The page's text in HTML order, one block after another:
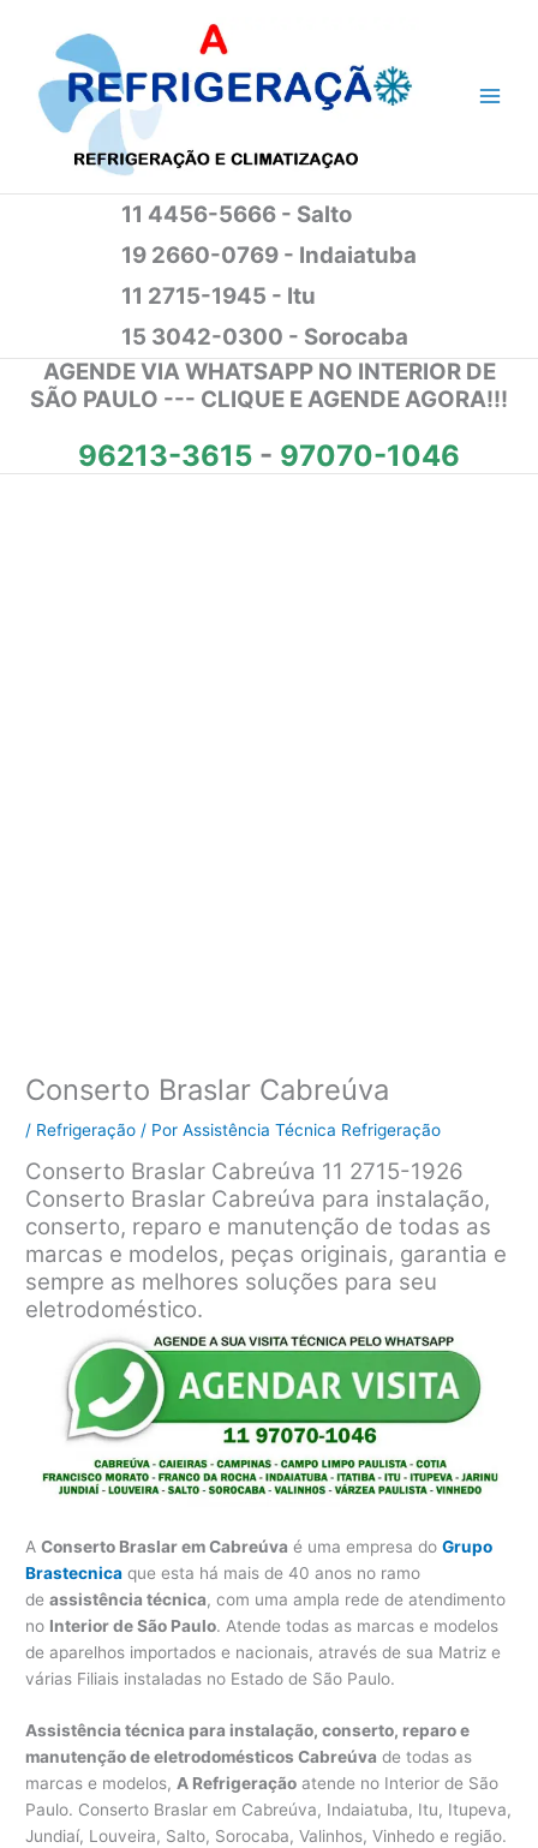
conteúdo
11 4456-5666 - Salto
19 2660-0769 - Indaiatuba
11 2715-1945 - Itu
15 3042-0300 - Sorocaba
AGENDE VIA WHATSAPP NO INTERIOR DE
SÃO PAULO --- CLIQUE E AGENDE AGORA!!!
96213-3615 - 97070-1046
Conserto Braslar Cabreúva
/ Refrigeração / PorAssistência Técnica Refrigeração
Conserto Braslar Cabreúva 11 2715-1926
Conserto Braslar Cabreúva para instalação,
conserto, reparo e manutenção de todas as
marcas e modelos, peças originais, garantia e
sempre as melhores soluções para seu
eletrodoméstico.
AConserto Braslar em Cabreúva é uma empresa doGrupo
Brastecnica que esta há mais de 40 anos no ramo
deassistência técnica, com uma ampla rede de atendimento
no Interior de São Paulo. Atende todas as marcas e modelos
de aparelhos importados e nacionais, através de sua Matriz e
várias Filiais instaladas no Estado de São Paulo.
Assistência técnica para instalação, conserto, reparo e
manutenção de eletrodomésticos Cabreúva de todas as
marcas e modelos,A Refrigeração atende no Interior de São
Paulo. Conserto Braslar em Cabreúva, Indaiatuba, Itu, Itupeva,
Jundiaí, Louveira, Salto, Sorocaba, Valinhos, Vinhedo e região.